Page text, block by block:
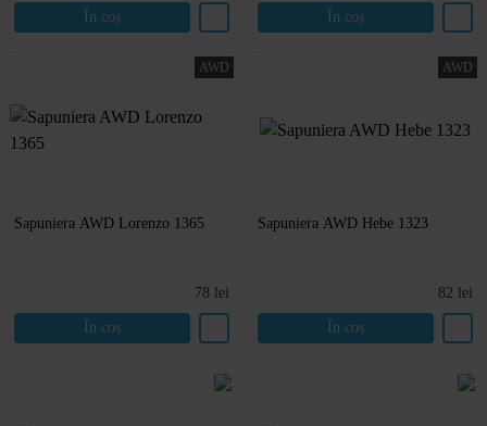
În coș În coș
AWD
Sapuniera AWD Lorenzo 1365
78 lei
În coș
AWD
Sapuniera AWD Hebe 1323
82 lei
În coș